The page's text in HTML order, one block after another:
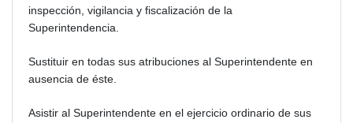
inspección, vigilancia y fiscalización de la
Superintendencia.
Sustituir en todas sus atribuciones al Superintendente en
ausencia de éste.
Asistir al Superintendente en el ejercicio ordinario de sus